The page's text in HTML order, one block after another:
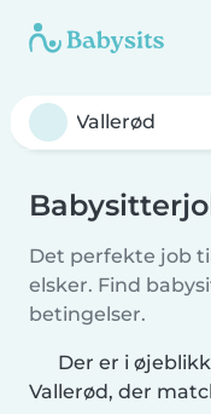
Det perfekte job
elsker. Find
betingelser.
Der er i
Vallerød, der